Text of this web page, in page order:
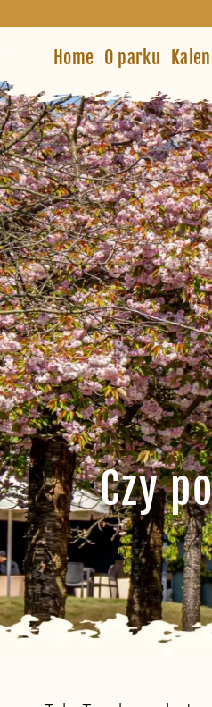
Home O parku
Czy